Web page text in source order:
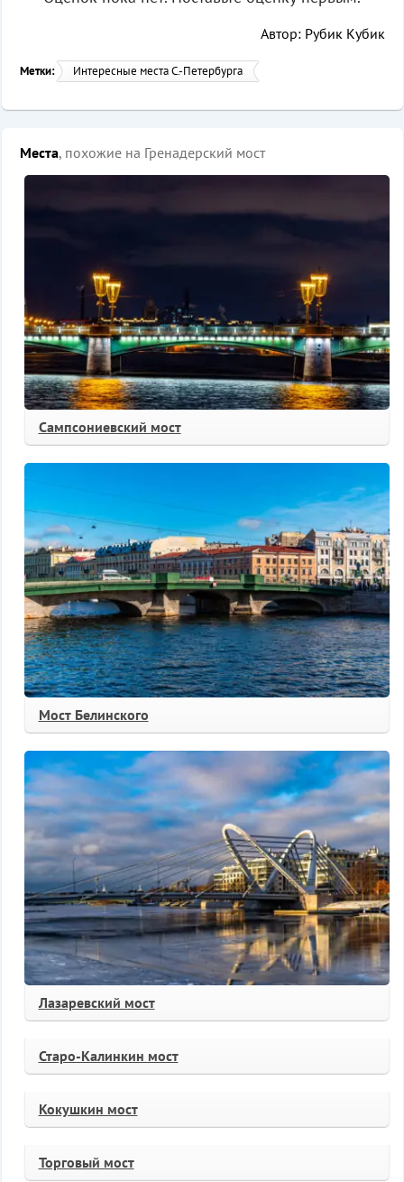
Автор: Рубик Кубик
Метки: Интересные места С.-Петербурга
Места, похожие на Гренадерский мост
Сампсониевский мост
Мост Белинского
Лазаревский мост
Старо-Калинкин мост
Кокушкин мост
Торговый мост